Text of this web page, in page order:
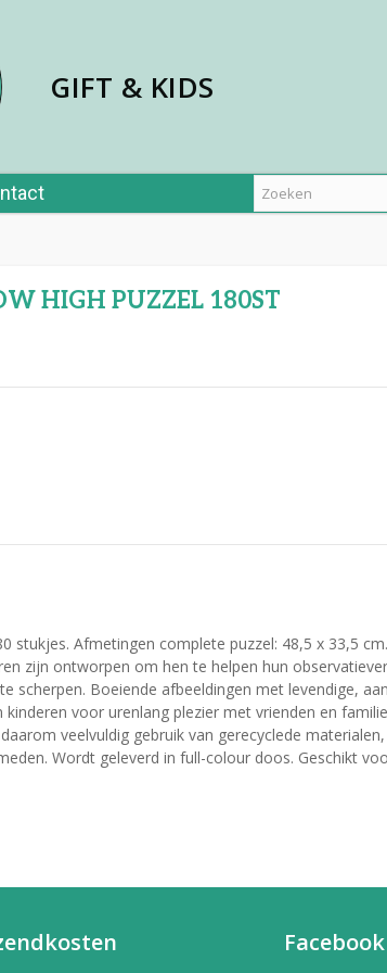
GIFT & KIDS
HIGH PUZZEL 180ST
stukjes. Afmetingen complete puzzel: 48,5 x 33,5
zijn ontworpen om hen te helpen hun
scherpen. Boeiende afbeeldingen met levendige,
voor urenlang plezier met vrienden en
veelvuldig gebruik van gerecyclede
Wordt geleverd in full-colour doos. Geschikt
Facebook